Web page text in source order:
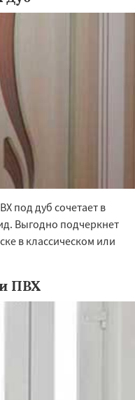
под дуб сочетает в
Выгодно подчеркнет
в классическом или
ПВХ